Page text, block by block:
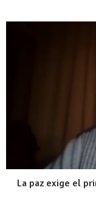
La paz exige el